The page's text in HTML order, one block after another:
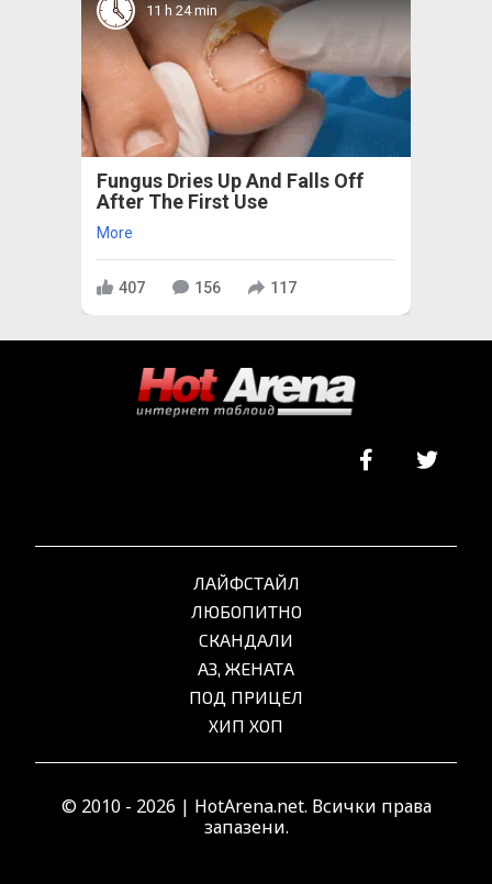
11 h 24 min
Fungus Dries Up And Falls Off
After The First Use
More
407 156 117
ЛАЙФСТАЙЛ
ЛЮБОПИТНО
СКАНДАЛИ
АЗ, ЖЕНАТА
ПОД ПРИЦЕЛ
ХИП ХОП
© 2010 - 2026 | HotArena.net. Всички права
запазени.